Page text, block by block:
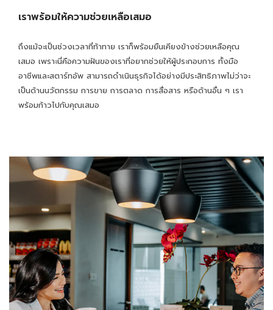
เราพร้อมให้ความช่วยเหลือเสมอ
ถึงแม้จะเป็นช่วงเวลาที่ท้าทาย เราก็พร้อมยืนเคียงข้างช่วยเหลือคุณ
เสมอ เพราะนี่คือความฝันของเราที่อยากช่วยให้ผู้ประกอบการ ทั้งมือ
อาชีพและสตาร์ทอัพ สามารถดำเนินธุรกิจได้อย่างมีประสิทธิภาพไม่ว่าจะ
เป็นด้านนวัตกรรม การขาย การตลาด การสื่อสาร หรือด้านอื่น ๆ เรา
พร้อมก้าวไปกับคุณเสมอ